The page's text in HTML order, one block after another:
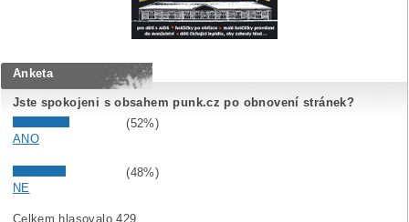
Anketa
Jste spokojeni s obsahem punk.cz po obnovení stránek?
(52%)
ANO
(48%)
NE
Celkem hlasovalo 429.